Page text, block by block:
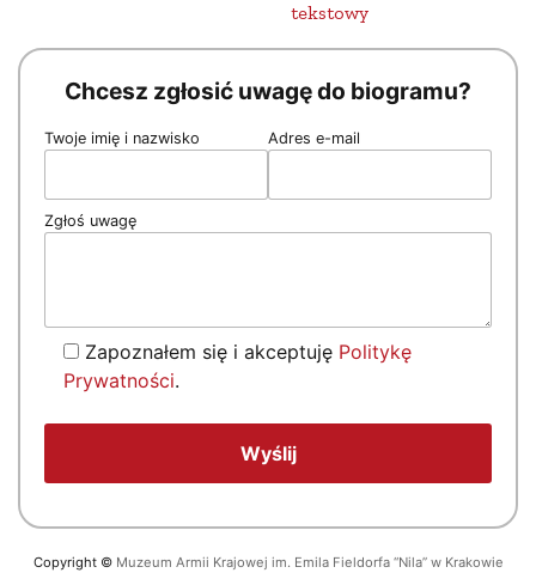
tekstowy
Chcesz zgłosić uwagę do biogramu?
Twoje imię i nazwisko Adres e-mail
Zgłoś uwagę
Zapoznałem się i akceptuję Politykę
Prywatności.
Copyright © Muzeum Armii Krajowej im. Emila Fieldorfa “Nila” w Krakowie